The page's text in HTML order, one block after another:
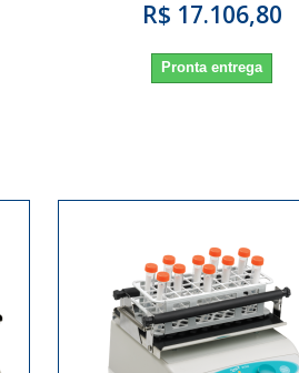
R$ 17.106,80
Pronta entrega